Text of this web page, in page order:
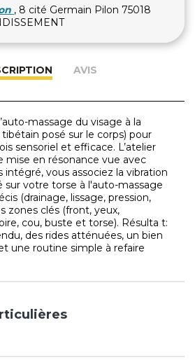
, 8 cité Germain Pilon 75018
AVIS
massage du visage à la
posé sur le corps) pour
sensoriel et efficace. L’atelier
mise en résonance vue avec
intégré, vous associez la vibration
sur votre torse à l'auto-massage
(drainage, lissage, pression,
zones clés (front, yeux,
cou, buste et torse). Résulta t:
des rides atténuées, un bien
une routine simple à refaire